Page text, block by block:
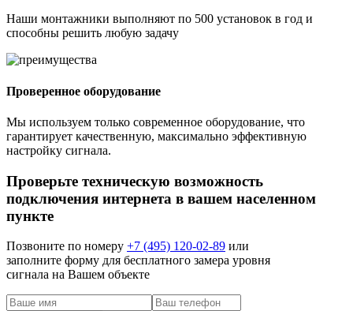
Наши монтажники выполняют по 500 установок в год и
способны решить любую задачу
Проверенное оборудование
Мы используем только современное оборудование, что
гарантирует качественную, максимально эффективную
настройку сигнала.
Проверьте техническую возможность
подключения интернета в вашем населенном
пункте
Позвоните по номеру +7 (495) 120-02-89 или
заполните форму для бесплатного замера уровня
сигнала на Вашем объекте